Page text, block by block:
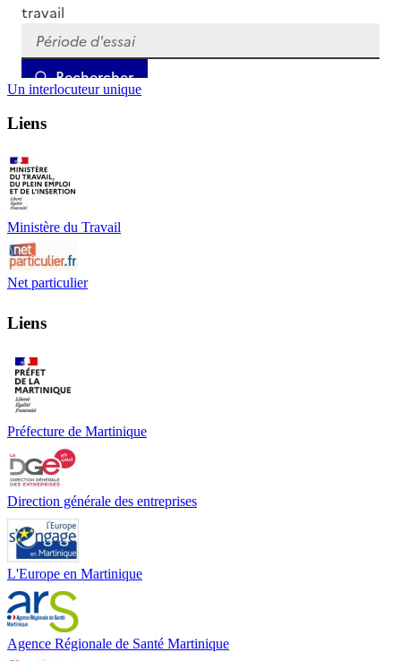
Un interlocuteur unique
Liens
Ministère du Travail
Net particulier
Liens
Préfecture de Martinique
Direction générale des entreprises
L'Europe en Martinique
Agence Régionale de Santé Martinique